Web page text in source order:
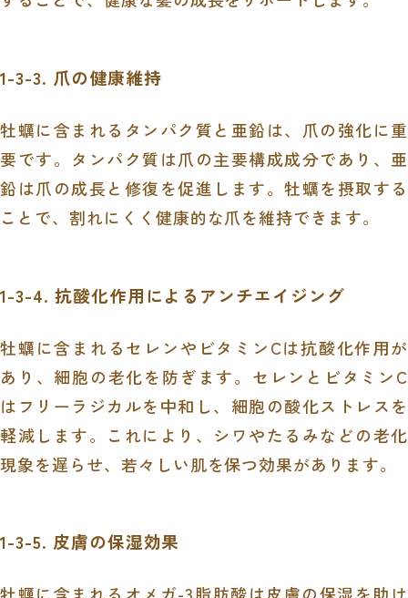
1-3-3. 爪の健康維持
牡蠣に含まれるタンパク質と亜鉛は、爪の強化に重
要です。タンパク質は爪の主要構成成分であり、亜
鉛は爪の成長と修復を促進します。牡蠣を摂取する
ことで、割れにくく健康的な爪を維持できます。
1-3-4. 抗酸化作用によるアンチエイジング
牡蠣に含まれるセレンやビタミンCは抗酸化作用が
あり、細胞の老化を防ぎます。セレンとビタミンC
はフリーラジカルを中和し、細胞の酸化ストレスを
軽減します。これにより、シワやたるみなどの老化
現象を遅らせ、若々しい肌を保つ効果があります。
1-3-5. 皮膚の保湿効果